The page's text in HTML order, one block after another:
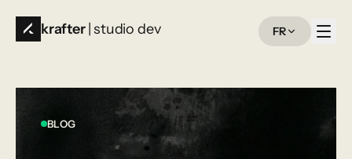
krafter | studio dev FR
BLOG